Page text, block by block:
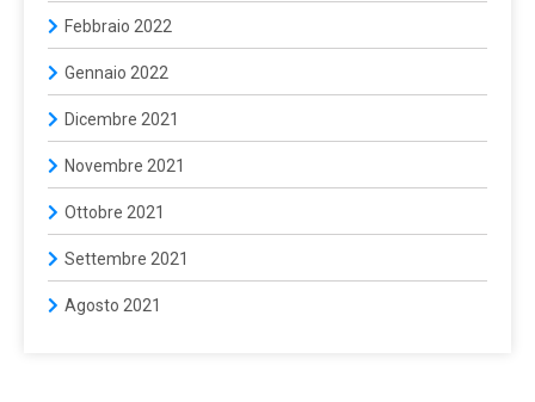
Febbraio 2022
Gennaio 2022
Dicembre 2021
Novembre 2021
Ottobre 2021
Settembre 2021
Agosto 2021